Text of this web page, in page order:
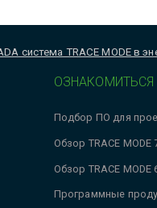
система TRACE MODE в
ОЗНАКОМИТЬСЯ
Подбор ПО для
Обзор TRACE MODE
Обзор TRACE MODE
Программные